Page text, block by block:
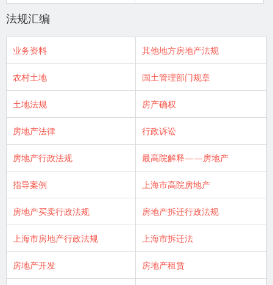
法规汇编
业务资料 其他地方房地产法规
农村土地 国土管理部门规章
土地法规 房产确权
房地产法律 行政诉讼
房地产行政法规 最高院解释——房地产
指导案例 上海市高院房地产
房地产买卖行政法规 房地产拆迁行政法规
上海市房地产行政法规 上海市拆迁法
房地产开发 房地产租赁